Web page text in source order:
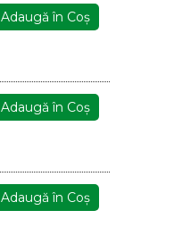
Adaugă în Coş
Adaugă în Coş
Adaugă în Coş